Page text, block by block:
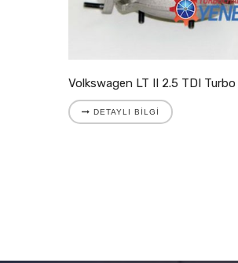
DETAYLI BILGI